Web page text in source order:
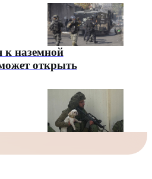
наземной
открыть